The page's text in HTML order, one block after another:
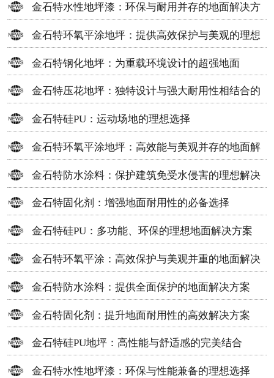
金石特水性地坪漆：环保与耐用并存的地面解决方
案
金石特环氧平涂地坪：提供高效保护与美观的理想
选择
金石特钢化地坪：为重载环境设计的超强地面
金石特压花地坪：独特设计与强大耐用性相结合的
地面材料
金石特硅PU：运动场地的理想选择
金石特环氧平涂地坪：高效能与美观并存的地面解
决方案
金石特防水涂料：保护建筑免受水侵害的理想解决
方案
金石特固化剂：增强地面耐用性的必备选择
金石特硅PU：多功能、环保的理想地面解决方案
金石特环氧平涂：高效保护与美观并重的地面解决
方案
金石特防水涂料：提供全面保护的地面解决方案
金石特固化剂：提升地面耐用性的高效解决方案
金石特硅PU地坪：高性能与舒适感的完美结合
金石特水性地坪漆：环保与性能兼备的理想选择